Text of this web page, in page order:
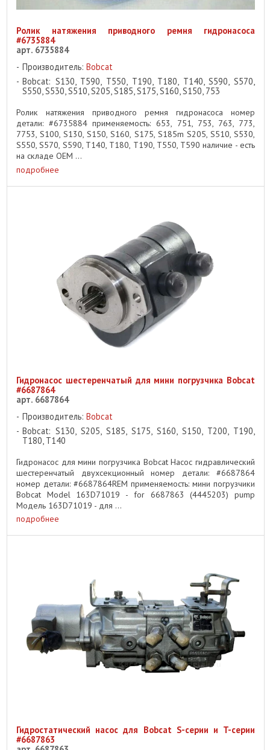
Ролик натяжения приводного ремня гидронасоса
#6735884
арт. 6735884
Производитель: Bobcat
Bobcat: S130, T590, T550, T190, T180, T140, S590, S570,
S550, S530, S510, S205, S185, S175, S160, S150, 753
Ролик натяжения приводного ремня гидронасоса номер
детали: #6735884 применяемость: 653, 751, 753, 763, 773,
7753, S100, S130, S150, S160, S175, S185m S205, S510, S530,
S550, S570, S590, T140, T180, T190, T550, T590 наличие - есть
на складе OEM ...
подробнее
Гидронасос шестеренчатый для мини погрузчика Bobcat
#6687864
арт. 6687864
Производитель: Bobcat
Bobcat: S130, S205, S185, S175, S160, S150, T200, T190,
T180, T140
Гидронасос для мини погрузчика Bobcat Насос гидравлический
шестеренчатый двухсекционный номер детали: #6687864
номер детали: #6687864REM применяемость: мини погрузчики
Bobcat Model 163D71019 - for 6687863 (4445203) pump
Модель 163D71019 - для ...
подробнее
Гидростатический насос для Bobcat S-серии и T-серии
#6687863